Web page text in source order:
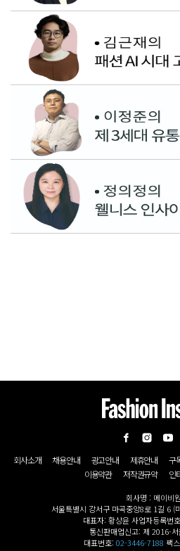
회사소개 채용안내 광고안내 제휴안내 구
이용약관
저작권규약 인
회사명 : 메이비
서울특별시 강서구 마곡중앙8로 1길 6 (
대표자: 황상윤 사업자등록번
통신판매업신고: 제 2016-
대표번호: 02-3446-7188 팩